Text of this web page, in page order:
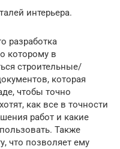
интерьера.
разработка
которому в
строительные/
которая
чтобы точно
как все в точности
работ и какие
Также
что позволяет ему